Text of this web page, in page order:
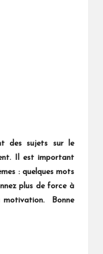
des sujets sur le
Il est important
: quelques mots
plus de force à
motivation. Bonne